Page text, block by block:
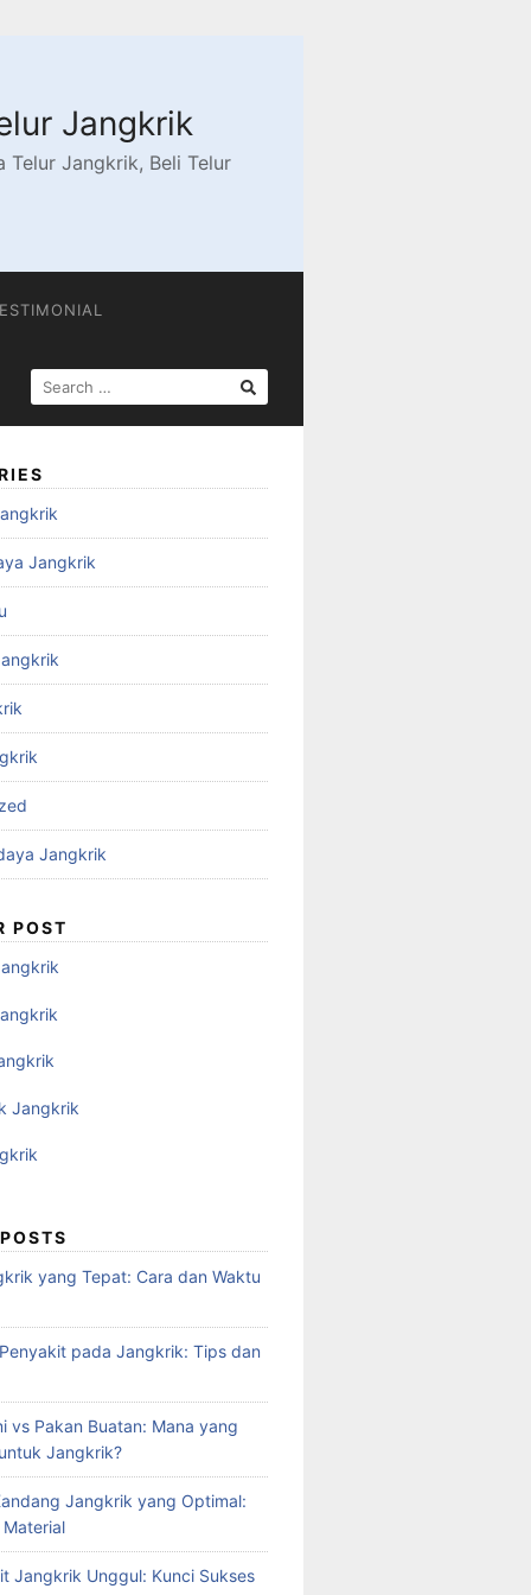
Jangkrik
Telur Jangkrik, Beli Telur
SEARCH
FOR:
Jangkrik
Jangkrik
POST
Jangkrik
yang Tepat: Cara dan Waktu
pada Jangkrik: Tips dan
vs Pakan Buatan: Mana yang
Jangkrik?
Jangkrik yang Optimal:
Jangkrik Unggul: Kunci Sukses